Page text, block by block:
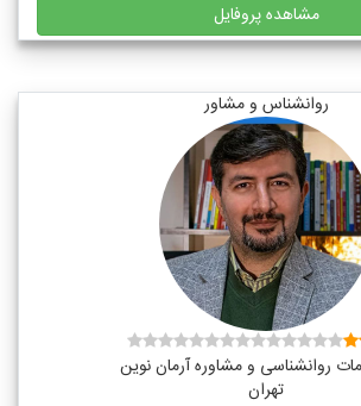
مشاهده پروفایل
روانشناس و مشاور
روانشناسی و مشاوره آرمان نوین
تهران